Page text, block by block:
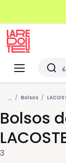
Menu
Redoute
... Bolsos
Bolsos
3